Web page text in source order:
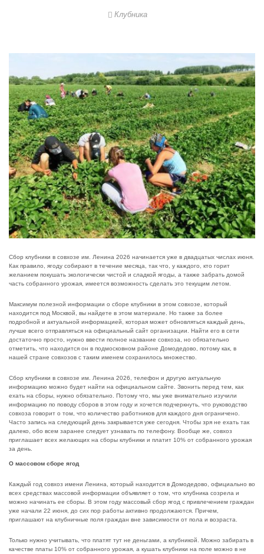
Клубника
Сбор клубники в совхозе им. Ленина 2026 начинается уже в двадцатых числах июня.
Как правило, ягоду собирают в течение месяца, так что, у каждого, кто горит
желанием покушать экологически чистой и сладкой ягоды, а также забрать домой
часть собранного урожая, имеется возможность сделать это текущим летом.
Максимум полезной информации о сборе клубники в этом совхозе, который
находится под Москвой, вы найдете в этом материале. Но также за более
подробной и актуальной информацией, которая может обновляться каждый день,
лучше всего отправляться на официальный сайт организации. Найти его в сети
достаточно просто, нужно ввести полное название совхоза, но обязательно
отметить, что находится он в подмосковном районе Домодедово, потому как, в
нашей стране совхозов с таким именем сохранилось множество.
Сбор клубники в совхозе им. Ленина 2026, телефон и другую актуальную
информацию можно будет найти на официальном сайте. Звонить перед тем, как
ехать на сборы, нужно обязательно. Потому что, мы уже внимательно изучили
информацию по поводу сборов в этом году и хочется подчеркнуть, что руководство
совхоза говорит о том, что количество работников для каждого дня ограничено.
Часто запись на следующий день закрывается уже сегодня. Чтобы зря не ехать так
далеко, обо всем заранее следует узнавать по телефону. Вообще же, совхоз
приглашает всех желающих на сборы клубники и платит 10% от собранного урожая
за день.
О массовом сборе ягод
Каждый год совхоз имени Ленина, который находится в Домодедово, официально во
всех средствах массовой информации объявляет о том, что клубника созрела и
можно начинать ее сборы. В этом году массовый сбор ягод с привлечением граждан
уже начали 22 июня, до сих пор работы активно продолжаются. Причем,
приглашают на клубничные поля граждан вне зависимости от пола и возраста.
Только нужно учитывать, что платят тут не деньгами, а клубникой. Можно забирать в
качестве платы 10% от собранного урожая, а кушать клубники на поле можно в не